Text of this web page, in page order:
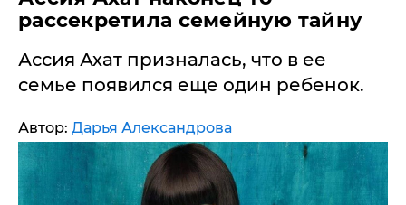
рассекретила семейную тайну
Ассия Ахат призналась, что в ее
семье появился еще один ребенок.
Автор: Дарья Александрова